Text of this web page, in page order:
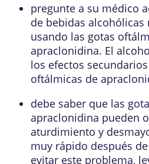
pregunte a su médico
de bebidas alcohólicas
usando las gotas
apraclonidina. El
los efectos
oftálmicas de
debe saber que las
apraclonidina pueden
aturdimiento y
muy rápido después
evitar este problema,